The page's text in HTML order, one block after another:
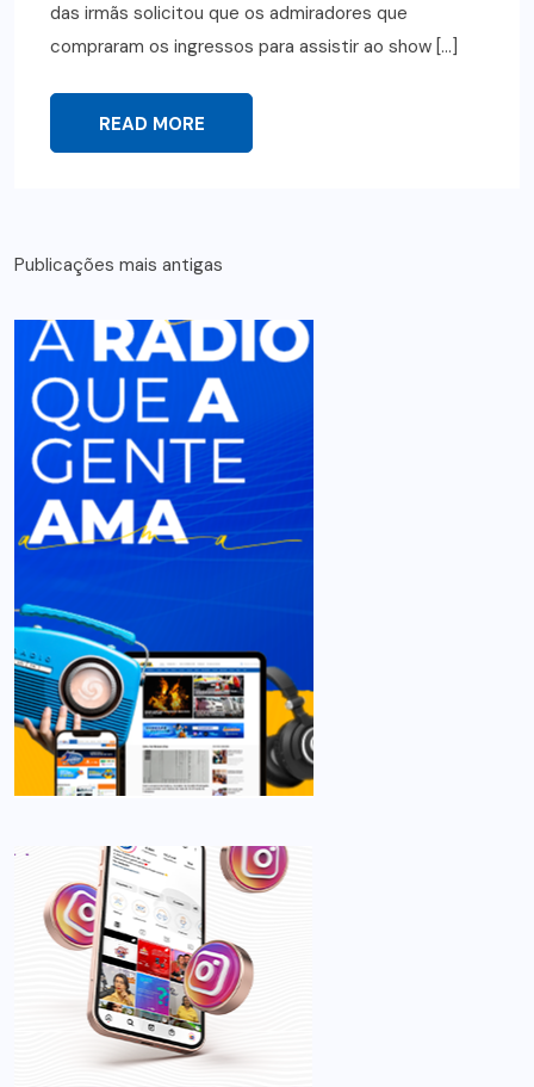
das irmãs solicitou que os admiradores que
compraram os ingressos para assistir ao show […]
READ MORE
Publicações mais antigas